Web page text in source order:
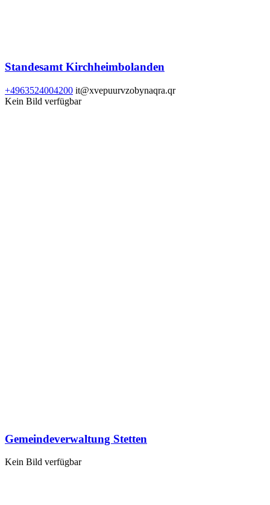
Standesamt Kirchheimbolanden
+4963524004200 it@xvepuurvzobynaqra.qr
Kein Bild verfügbar
Gemeindeverwaltung Stetten
Kein Bild verfügbar